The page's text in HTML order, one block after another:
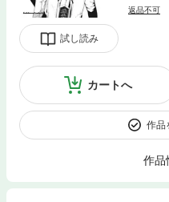
試し読み
返品不可
カートへ
作品
作品